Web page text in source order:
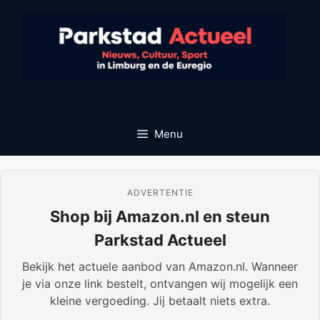
Menu
ADVERTENTIE
Shop bij Amazon.nl en steun
Parkstad Actueel
Bekijk het actuele aanbod van Amazon.nl. Wanneer
je via onze link bestelt, ontvangen wij mogelijk een
kleine vergoeding. Jij betaalt niets extra.